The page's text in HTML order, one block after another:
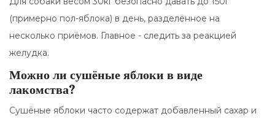
(примерно пол-яблока) в день, разделённое на
несколько приёмов. Главное - следить за реакцией
желудка.
Можно ли сушёные яблоки в виде
лакомства?
Сушёные яблоки часто содержат добавленный сахар и